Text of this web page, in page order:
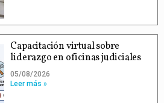
Capacitación virtual sobre
liderazgo en oficinas judiciales
05/08/2026
Leer más »